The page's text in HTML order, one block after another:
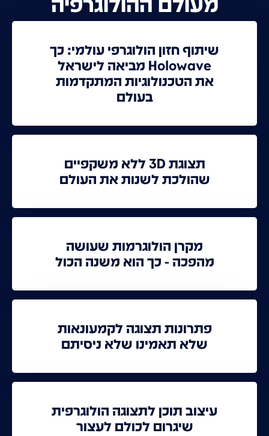
שיתוף חזון הולוגרפי עולמי: כך
Holowave מביאה לישראל
את הטכנולוגיות המתקדמות
בעולם
תצוגת 3D ללא משקפיים
שהולכת לשנות את העולם
מקרן הולוגרמות שעושה
מהפכה - כך הוא משנה הכול
פתרונות תצוגה לקמעונאות
שלא תאמינו שלא ניסיתם
עיצוב תוכן לתצוגה הולוגרפית
שיגרום לכולם לעצור